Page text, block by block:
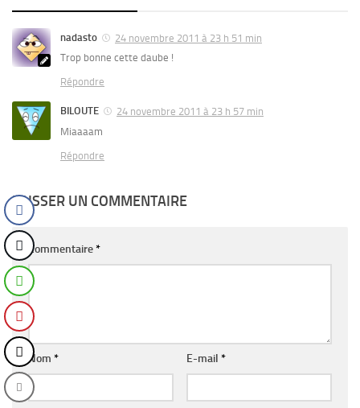
nadasto
24 novembre 2011 à 23 h 51 min
Trop bonne cette daube !
Répondre
BILOUTE
24 novembre 2011 à 23 h 57 min
Miaaaam
Répondre
LAISSER UN COMMENTAIRE
Commentaire*
Nom * E-mail *